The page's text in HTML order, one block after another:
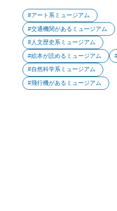
アート系ミュージアム
交通機関があるミュージアム
人文歴史系ミュージアム
絵本が読めるミュージアム
自然科学系ミュージアム
飛行機があるミュージアム